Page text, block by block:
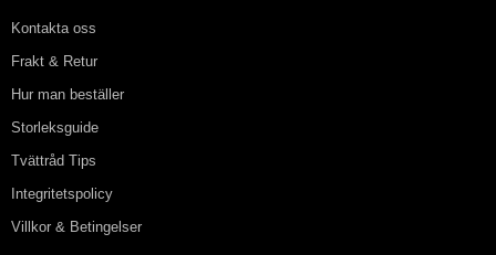
Kontakta oss
Frakt & Retur
Hur man beställer
Storleksguide
Tvättråd Tips
Integritetspolicy
Villkor & Betingelser